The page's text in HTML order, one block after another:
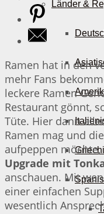
Länder &
Ramen hat in den
mehr Fans
leckere Ramen
Restaurant gönnt,
Tüte. Hier dann
Ramen mag und
aufpeppen
Upgrade mit
anschauen. Mit
einer einfachen
wesentlich